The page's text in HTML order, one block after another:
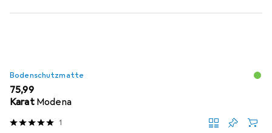
Bodenschutzmatte
EUR
75,99
Karat Modena
1